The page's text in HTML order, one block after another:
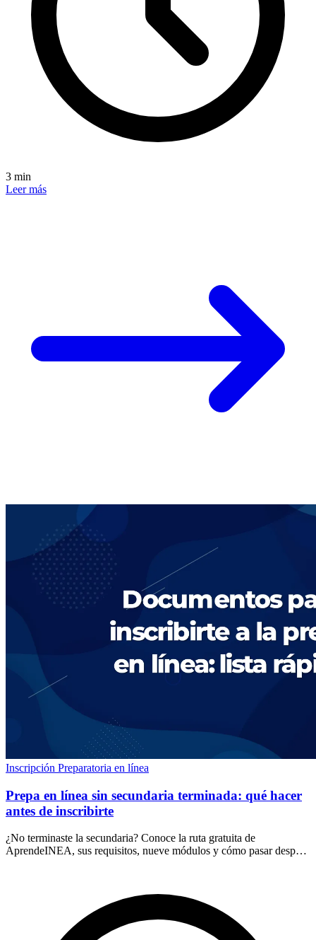
3 min
Leer más
Inscripción Preparatoria en línea
Prepa en línea sin secundaria terminada: qué hacer
antes de inscribirte
¿No terminaste la secundaria? Conoce la ruta gratuita de
AprendeINEA, sus requisitos, nueve módulos y cómo pasar después